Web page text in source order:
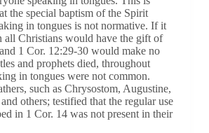
the special baptism of the Spirit
in tongues is not normative. If it
all Christians would have the gift of
1 Cor. 12:29-30 would make no
and prophets died, throughout
in tongues were not common.
such as Chrysostom, Augustine,
others; testified that the regular use
in 1 Cor. 14 was not present in their